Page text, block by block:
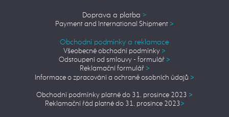
Doprava a platba >
Payment and International Shipment >
Obchodní podmínky a reklamace
Všeobecné obchodní podmínky >
Odstoupení od smlouvy - formulář >
Reklamační formulář >
Informace o zpracování a ochraně osobních údajů >
Obchodní podmínky platné do 31. prosince 2023 >
Reklamační řád platné do 31. prosince 2023>